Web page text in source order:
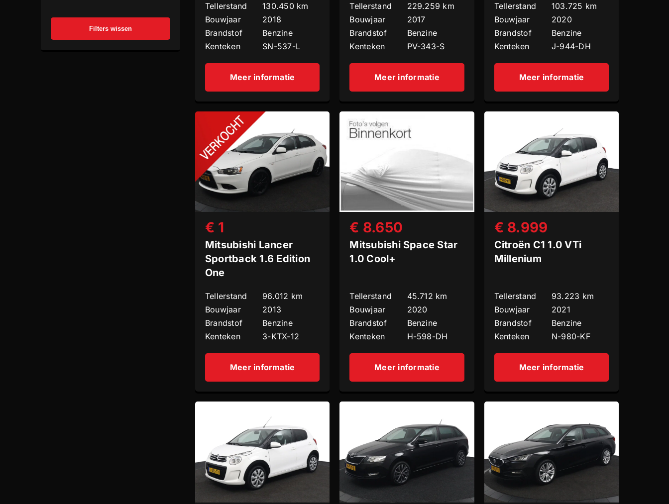
Filters wissen
Tellerstand
130.450 km
Bouwjaar
2018
Brandstof
Benzine
Kenteken
SN-537-L
Meer informatie
Tellerstand
229.259 km
Bouwjaar
2017
Brandstof
Benzine
Kenteken
PV-343-S
Meer informatie
Tellerstand
103.725 km
Bouwjaar
2020
Brandstof
Benzine
Kenteken
J-944-DH
Meer informatie
€ 1
Mitsubishi Lancer
Sportback 1.6 Edition
One
Tellerstand
96.012 km
Bouwjaar
2013
Brandstof
Benzine
Kenteken
3-KTX-12
Meer informatie
€ 8.650
Mitsubishi Space Star
1.0 Cool+
Tellerstand
45.712 km
Bouwjaar
2020
Brandstof
Benzine
Kenteken
H-598-DH
Meer informatie
€ 8.999
Citroën C1 1.0 VTi
Millenium
Tellerstand
93.223 km
Bouwjaar
2021
Brandstof
Benzine
Kenteken
N-980-KF
Meer informatie